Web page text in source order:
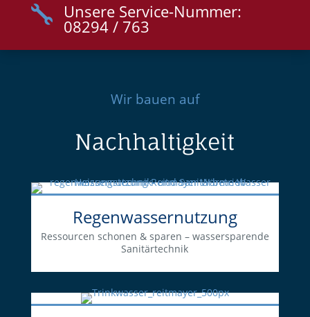
 Unsere Service-Nummer:
08294 / 763
Wir bauen auf
Nachhaltigkeit
Regenwassernutzung
Ressourcen schonen & sparen – wassersparende
Sanitärtechnik